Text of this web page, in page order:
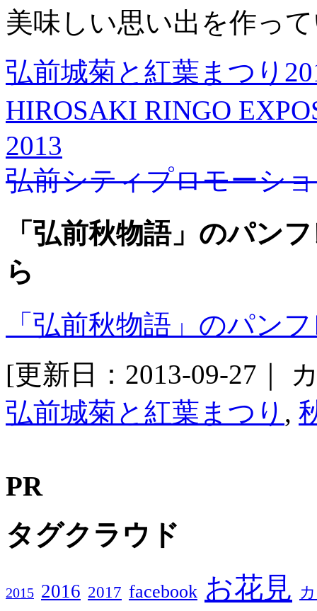
美味しい思い出を作っ
弘前城菊と紅葉まつり
HIROSAKI RINGO
2013
弘前シティプロモーシ
「弘前秋物語」のパン
ら
「弘前秋物語」のパン
[更新日：2013-09-27｜
弘前城菊と紅葉まつり ,
PR
タグクラウド
2015 2016 2017 facebook お花見